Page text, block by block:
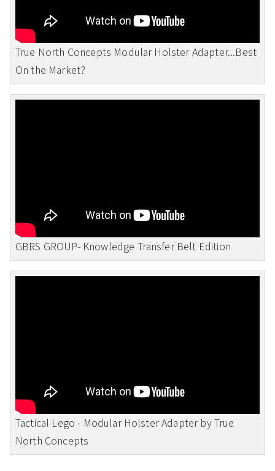
True North Concepts Modular Holster Adapter...Best
On the Market?
GBRS GROUP- Knowledge Transfer Belt Edition
Tactical Lego - Modular Holster Adapter by True
North Concepts